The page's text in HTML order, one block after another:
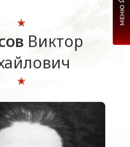
Виктор
МЕНЮ